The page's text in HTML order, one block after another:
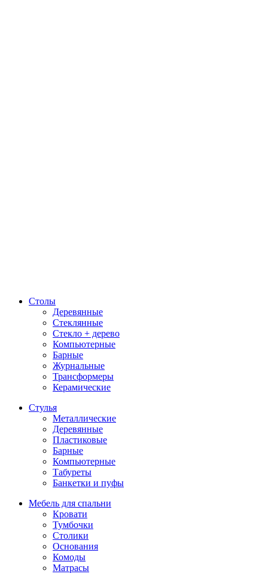
Столы
Деревянные
Стеклянные
Стекло + дерево
Компьютерные
Барные
Журнальные
Трансформеры
Керамические
Стулья
Металлические
Деревянные
Пластиковые
Барные
Компьютерные
Табуреты
Банкетки и пуфы
Мебель для спальни
Кровати
Тумбочки
Столики
Основания
Комоды
Матрасы